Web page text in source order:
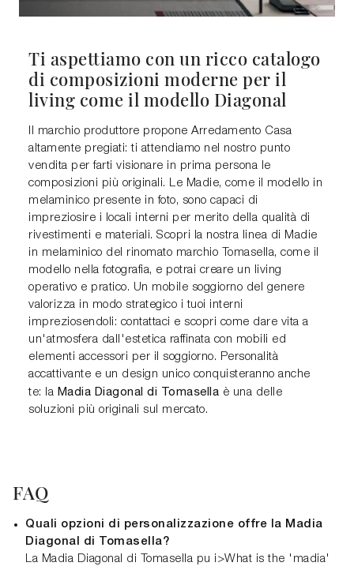
Ti aspettiamo con un ricco catalogo
di composizioni moderne per il
living come il modello Diagonal
Il marchio produttore propone Arredamento Casa
altamente pregiati: ti attendiamo nel nostro punto
vendita per farti visionare in prima persona le
composizioni più originali. Le Madie, come il modello in
melaminico presente in foto, sono capaci di
impreziosire i locali interni per merito della qualità di
rivestimenti e materiali. Scopri la nostra linea di Madie
in melaminico del rinomato marchio Tomasella, come il
modello nella fotografia, e potrai creare un living
operativo e pratico. Un mobile soggiorno del genere
valorizza in modo strategico i tuoi interni
impreziosendoli: contattaci e scopri come dare vita a
un'atmosfera dall'estetica raffinata con mobili ed
elementi accessori per il soggiorno. Personalità
accattivante e un design unico conquisteranno anche
te: la Madia Diagonal di Tomasella è una delle
soluzioni più originali sul mercato.
FAQ
Quali opzioni di personalizzazione offre la Madia
Diagonal di Tomasella?
La Madia Diagonal di Tomasella pu i>What is the 'madia'